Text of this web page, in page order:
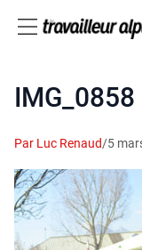
IMG_0858
Par Luc Renaud/5